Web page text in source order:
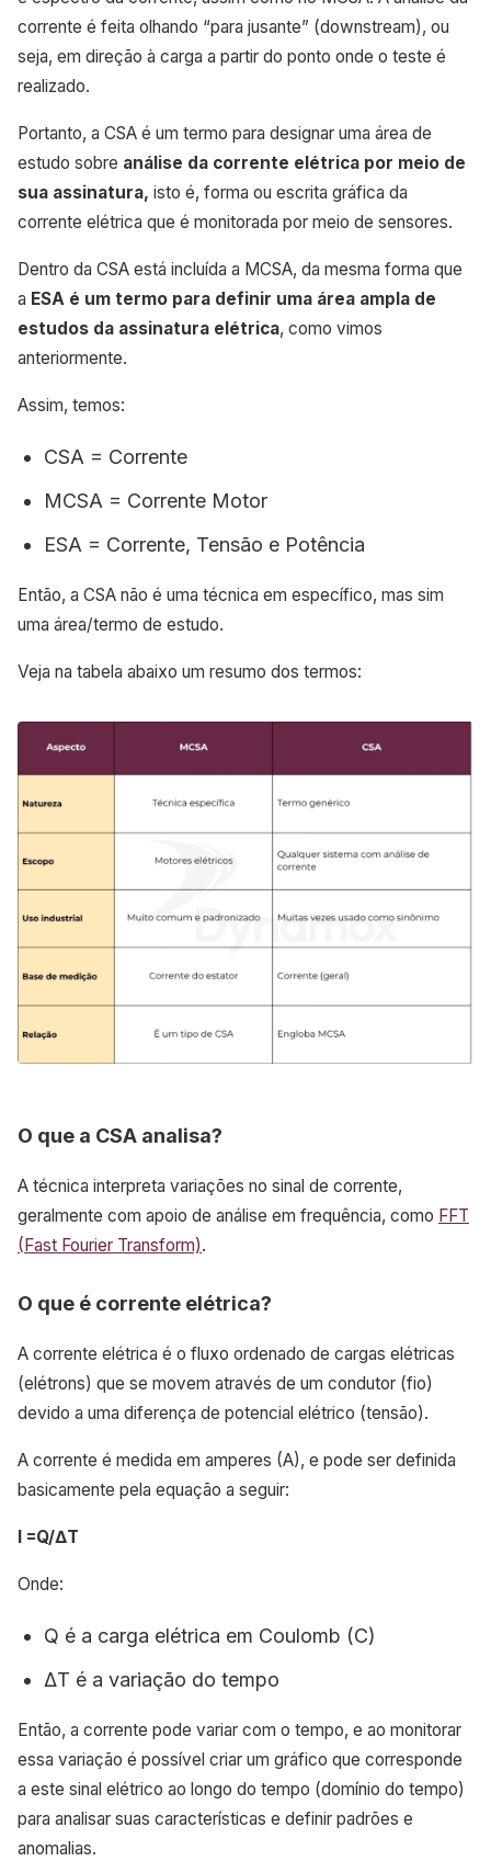
corrente é feita olhando “para jusante” (downstream), ou
seja, em direção à carga a partir do ponto onde o teste é
realizado.
Portanto, a CSA é um termo para designar uma área de
estudo sobre análise da corrente elétrica por meio de
sua assinatura, isto é, forma ou escrita gráfica da
corrente elétrica que é monitorada por meio de sensores.
Dentro da CSA está incluída a MCSA, da mesma forma que
a ESA é um termo para definir uma área ampla de
estudos da assinatura elétrica, como vimos
anteriormente.
Assim, temos:
CSA = Corrente
MCSA = Corrente Motor
ESA = Corrente, Tensão e Potência
Então, a CSA não é uma técnica em específico, mas sim
uma área/termo de estudo.
Veja na tabela abaixo um resumo dos termos:
O que a CSA analisa?
A técnica interpreta variações no sinal de corrente,
geralmente com apoio de análise em frequência, como FFT
(Fast Fourier Transform).
O que é corrente elétrica?
A corrente elétrica é o fluxo ordenado de cargas elétricas
(elétrons) que se movem através de um condutor (fio)
devido a uma diferença de potencial elétrico (tensão).
A corrente é medida em amperes (A), e pode ser definida
basicamente pela equação a seguir:
I =Q/∆T
Onde:
Q é a carga elétrica em Coulomb (C)
∆T é a variação do tempo
Então, a corrente pode variar com o tempo, e ao monitorar
essa variação é possível criar um gráfico que corresponde
a este sinal elétrico ao longo do tempo (domínio do tempo)
para analisar suas características e definir padrões e
anomalias.